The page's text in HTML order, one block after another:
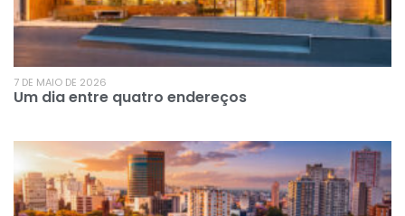
7 DE MAIO DE 2026
Um dia entre quatro endereços